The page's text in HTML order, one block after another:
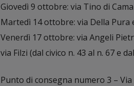
Giovedì 9 ottobre: via Tino di
Martedì 14 ottobre: via Della Pura
Venerdì 17 ottobre: via Angeli
via Filzi (dal civico n. 43 al n. 67 e
Punto di consegna numero 3 –